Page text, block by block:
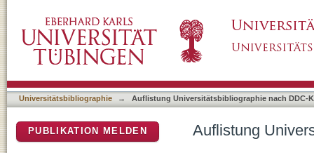
Universitätsbibliographie → Auflistung Universitätsbibliographie nach DDC-
Auflistung
PUBLIKATION MELDEN